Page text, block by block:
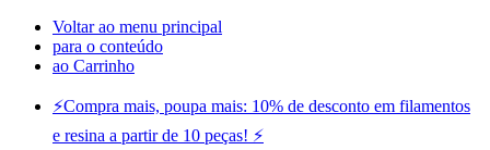
Voltar ao menu principal
para o conteúdo
ao Carrinho
⚡️Compra mais, poupa mais: 10% de desconto em filamentos
e resina a partir de 10 peças! ⚡️